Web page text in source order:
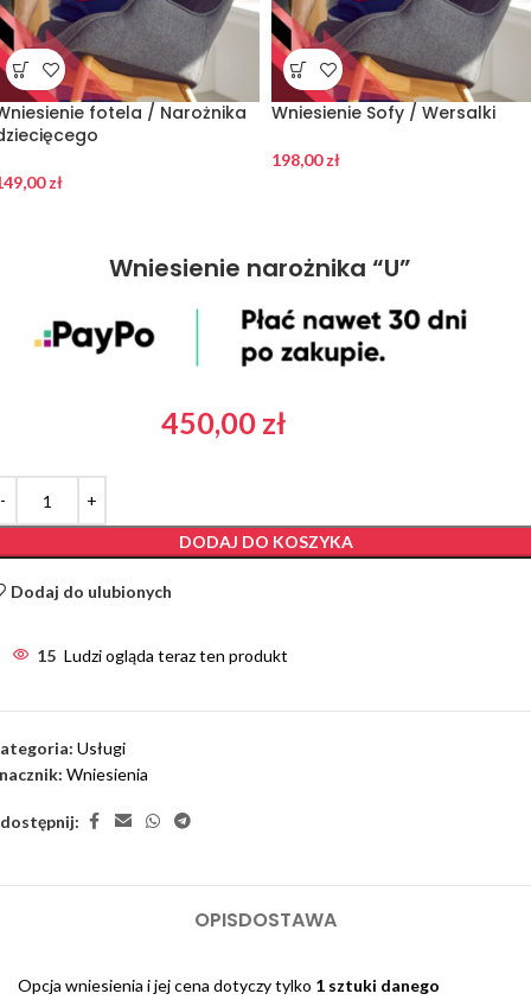
fotela / Narożnika
zł
Wniesienie Sofy / Wersalki
198,00zł
Wniesienie narożnika “U”
450,00 zł
DODAJ DO KOSZYKA
Dodaj do ulubionych
15 Ludzi ogląda teraz ten produkt
Usługi
Wniesienia
OPISDOSTAWA
Opcja wniesienia i jej cena dotyczy tylko 1 sztuki danego